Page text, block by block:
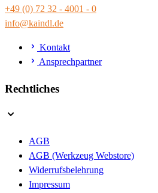
+49 (0) 72 32 - 4001 - 0
info@kaindl.de
Kontakt
Ansprechpartner
Rechtliches
AGB
AGB (Werkzeug Webstore)
Widerrufsbelehrung
Impressum